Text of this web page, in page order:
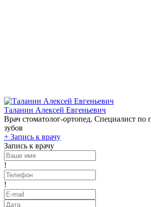
Таланин Алексей Евгеньевич
Врач стоматолог-ортопед. Специалист по
зубов
+ Запись к врачу
Запись к врачу
!
!